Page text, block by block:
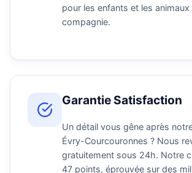
pour les enfants et les animaux
compagnie.
Garantie Satisfaction
Un détail vous gêne après
Évry-Courcouronnes ? Nous
gratuitement sous 24h. Notre
47 points, éprouvée sur des